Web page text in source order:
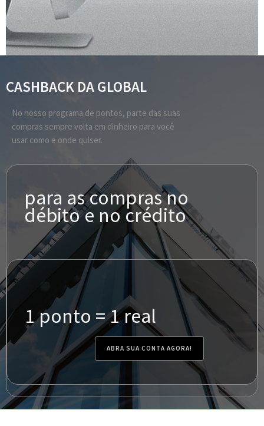
CASHBACK DA GLOBAL
No nosso programa de pontos, parte das suas
compras sempre volta em dinheiro para você
usar como e onde quiser.
para as compras no
débito e no crédito
1 ponto = 1 real
ABRA SUA CONTA AGORA!